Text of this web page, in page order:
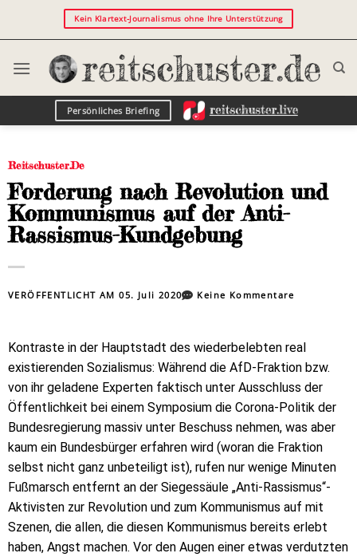
Kein Klartext-Journalismus ohne Ihre Unterstützung
Persönliches Briefing
Reitschuster.de
Forderung nach Revolution und
Kommunismus auf der Anti-
Rassismus-Kundgebung
VERÖFFENTLICHT AM05. Juli 2020 Keine Kommentare
Kontraste in der Hauptstadt des wiederbelebten real
existierenden Sozialismus: Während die AfD-Fraktion bzw.
von ihr geladene Experten faktisch unter Ausschluss der
Öffentlichkeit bei einem Symposium die Corona-Politik der
Bundesregierung massiv unter Beschuss nehmen, was aber
kaum ein Bundesbürger erfahren wird (woran die Fraktion
selbst nicht ganz unbeteiligt ist), rufen nur wenige Minuten
Fußmarsch entfernt an der Siegessäule „Anti-Rassismus“-
Aktivisten zur Revolution und zum Kommunismus auf mit
Szenen, die allen, die diesen Kommunismus bereits erlebt
haben, Angst machen. Vor den Augen einer etwas verdutzten